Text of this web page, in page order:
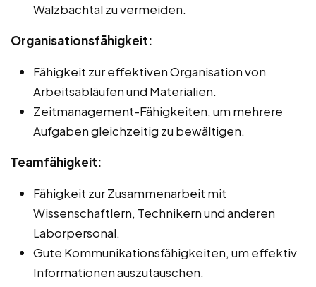
Walzbachtal zu vermeiden.
Organisationsfähigkeit:
Fähigkeit zur effektiven Organisation von
Arbeitsabläufen und Materialien.
Zeitmanagement-Fähigkeiten, um mehrere
Aufgaben gleichzeitig zu bewältigen.
Teamfähigkeit:
Fähigkeit zur Zusammenarbeit mit
Wissenschaftlern, Technikern und anderen
Laborpersonal.
Gute Kommunikationsfähigkeiten, um effektiv
Informationen auszutauschen.